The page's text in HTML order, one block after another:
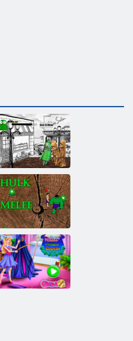
Итальянский
Брейнрот Репо:
Улица Ярости
Халк Ближний
бой